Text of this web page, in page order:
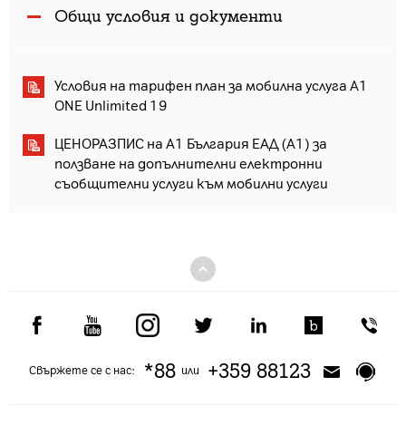
Общи условия и документи
Условия на тарифен план за мобилна услуга A1
ONE Unlimited 19
ЦЕНОРАЗПИС на А1 България ЕАД (А1) за
ползване на допълнителни електронни
съобщителни услуги към мобилни услуги
Свържете се с нас: *88или +359 88123